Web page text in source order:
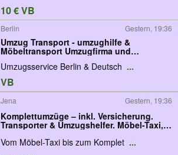
10 € VB
Berlin Gestern, 19:36
Umzug Transport - umzughilfe &
Möbeltransport Umzugfirma und
Möbeltaxi , Stressfreier Umzug in Berlin
Deutschlandweit..
Umzugsservice Berlin & Deutsch ...
VB
Jena Gestern, 19:36
Komplettumzüge – inkl. Versicherung.
Transporter & Umzugshelfer. Möbel-Taxi,
Umzugsfirma, Umzugsunternehmen,
Umzugshilfe, Kleintransport, Fernfahrten
deutschlandweit, Erfurt, Leipzig, Jena,
Vom Möbel-Taxi bis zum Komplet ...